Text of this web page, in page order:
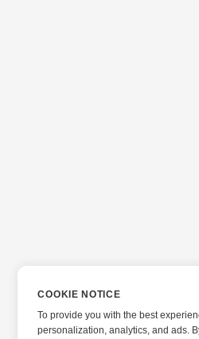
COOKIE NOTICE
To provide you with the best
personalization, analytics, and ads.